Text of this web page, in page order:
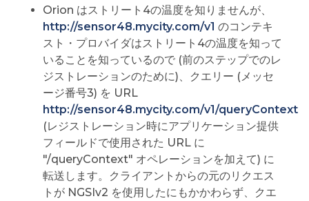
Orion はストリート4の温度を知りませんが、
http://sensor48.mycity.com/v1 のコンテキ
スト・プロバイダはストリート4の温度を知って
いることを知っているので (前のステップでのレ
ジストレーションのために)、クエリー (メッセ
ージ番号3) を URL
http://sensor48.mycity.com/v1/queryContext
(レジストレーション時にアプリケーション提供
フィールドで使用された URL に
"/queryContext" オペレーションを加えて) に
転送します。クライアントからの元のリクエス
トが NGSIv2 を使用したにもかかわらず、クエ